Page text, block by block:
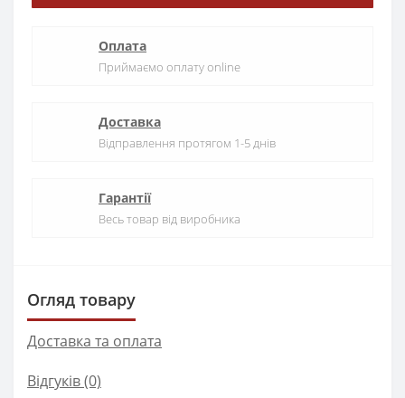
Оплата
Приймаємо оплату online
Доставка
Відправлення протягом 1-5 днів
Гарантії
Весь товар від виробника
Огляд товару
Доставка та оплата
Відгуків (0)